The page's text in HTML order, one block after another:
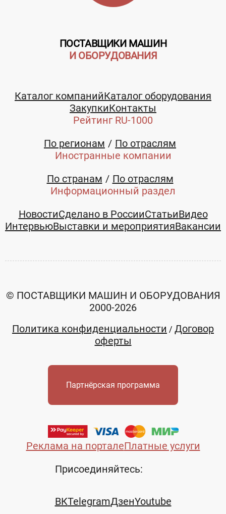
ПОСТАВЩИКИ МАШИН
И ОБОРУДОВАНИЯ
Каталог компанийКаталог оборудования
ЗакупкиКонтакты
Рейтинг RU-1000
По регионам
По отраслям
Иностранные компании
По странам
По отраслям
Информационный раздел
НовостиСделано в РоссииСтатьиВидео
ИнтервьюВыставки и мероприятияВакансии
Реклама на порталеПлатные услуги
© ПОСТАВЩИКИ МАШИН И ОБОРУДОВАНИЯ
2000-2026
Политика конфиденциальности / Договор
оферты
Партнёрская программа
Присоединяйтесь:
ВКTelegramДзенYoutube